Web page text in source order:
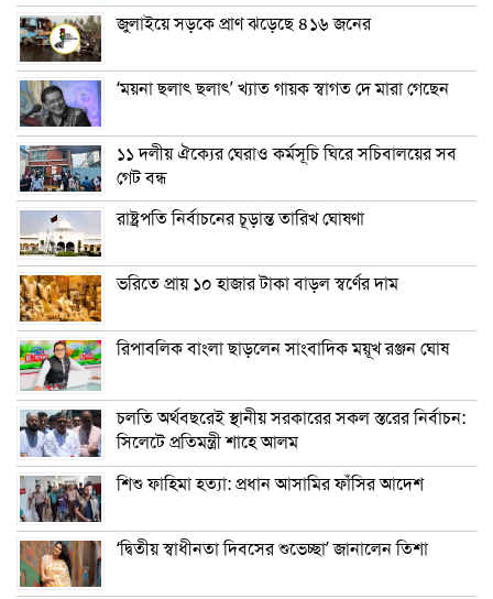
জুলাইয়ে সড়কে প্রাণ ঝড়েছে ৪১৬ জনের
‘ময়না ছলাৎ ছলাৎ’ খ্যাত গায়ক স্বাগত দে মারা গেছেন
১১ দলীয় ঐক্যের ঘেরাও কর্মসূচি ঘিরে সচিবালয়ের সব
গেট বন্ধ
রাষ্ট্রপতি নির্বাচনের চূড়ান্ত তারিখ ঘোষণা
ভরিতে প্রায় ১০ হাজার টাকা বাড়ল স্বর্ণের দাম
রিপাবলিক বাংলা ছাড়লেন সাংবাদিক ময়ূখ রঞ্জন ঘোষ
চলতি অর্থবছরেই স্থানীয় সরকারের সকল স্তরের নির্বাচন:
সিলেটে প্রতিমন্ত্রী শাহে আলম
শিশু ফাহিমা হত্যা: প্রধান আসামির ফাঁসির আদেশ
‘দ্বিতীয় স্বাধীনতা দিবসের শুভেচ্ছা’ জানালেন তিশা